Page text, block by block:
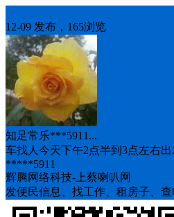
12-09 发布，165浏览
知足常乐***5911...
车找人今天下午2点半到3点左右
*****5911
辉腾网络科技-上蔡喇叭网
发便民信息、找工作、租房子、查